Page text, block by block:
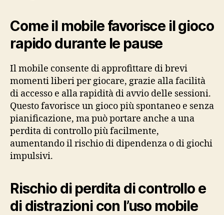
Come il mobile favorisce il gioco
rapido durante le pause
Il mobile consente di approfittare di brevi
momenti liberi per giocare, grazie alla facilità
di accesso e alla rapidità di avvio delle sessioni.
Questo favorisce un gioco più spontaneo e senza
pianificazione, ma può portare anche a una
perdita di controllo più facilmente,
aumentando il rischio di dipendenza o di giochi
impulsivi.
Rischio di perdita di controllo e
di distrazioni con l’uso mobile